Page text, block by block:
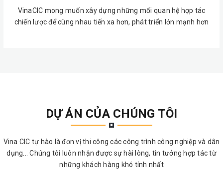
VinaCIC mong muốn xây dựng những mối quan hệ hợp tác
chiến lược để cùng nhau tiến xa hơn, phát triển lớn mạnh hơn
DỰ ÁN CỦA CHÚNG TÔI
Vina CIC tự hào là đơn vị thi công các công trình công nghiệp và dân
dụng... Chúng tôi luôn nhận được sự hài lòng, tin tưởng hợp tác từ
những khách hàng khó tính nhất